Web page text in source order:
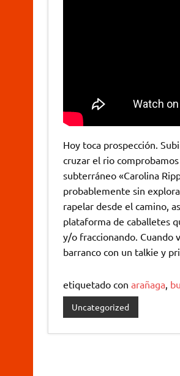
Hoy toca prospección.
cruzar el rio
subterráneo «Carolina
probablemente sin
rapelar desde el camino,
plataforma de caballetes
y/o fraccionando. Cuando
barranco con un talkie y
etiquetado con arañaga,
Uncategorized